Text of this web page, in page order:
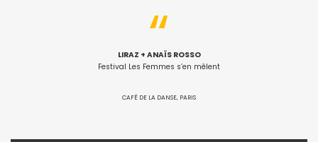
LIRAZ + ANAÏS ROSSO
Festival Les Femmes s’en mêlent
CAFÉ DE LA DANSE, PARIS